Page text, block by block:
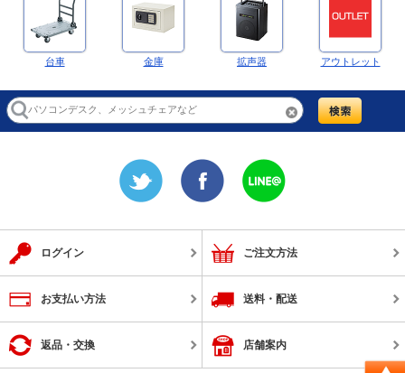
台車 金庫 拡声器 アウトレット
ログイン ご注文方法
お支払い方法 送料・配送
返品・交換 店舗案内